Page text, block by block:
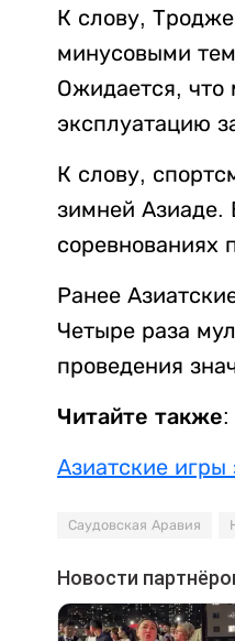
К слову,
минусовыми
Ожидается, что
эксплуатацию
К слову,
зимней Азиаде.
соревнованиях
Ранее
Четыре раза
проведения
Читайте также:
Азиатские игры
Саудовская Аравия